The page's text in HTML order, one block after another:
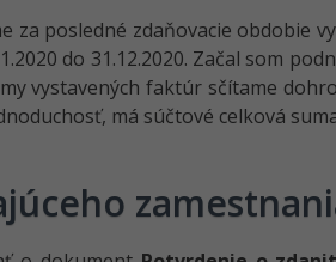
posledné zdaňovacie obdobie
do 31.12.2020. Začal som
vystavených faktúr sčítame
má súčtové celková